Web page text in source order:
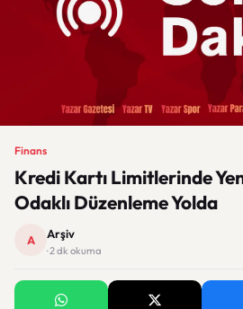
Finans
Kredi Kartı Limitlerinde
Odaklı Düzenleme Yolda
A Arşiv
· 2 dk okuma